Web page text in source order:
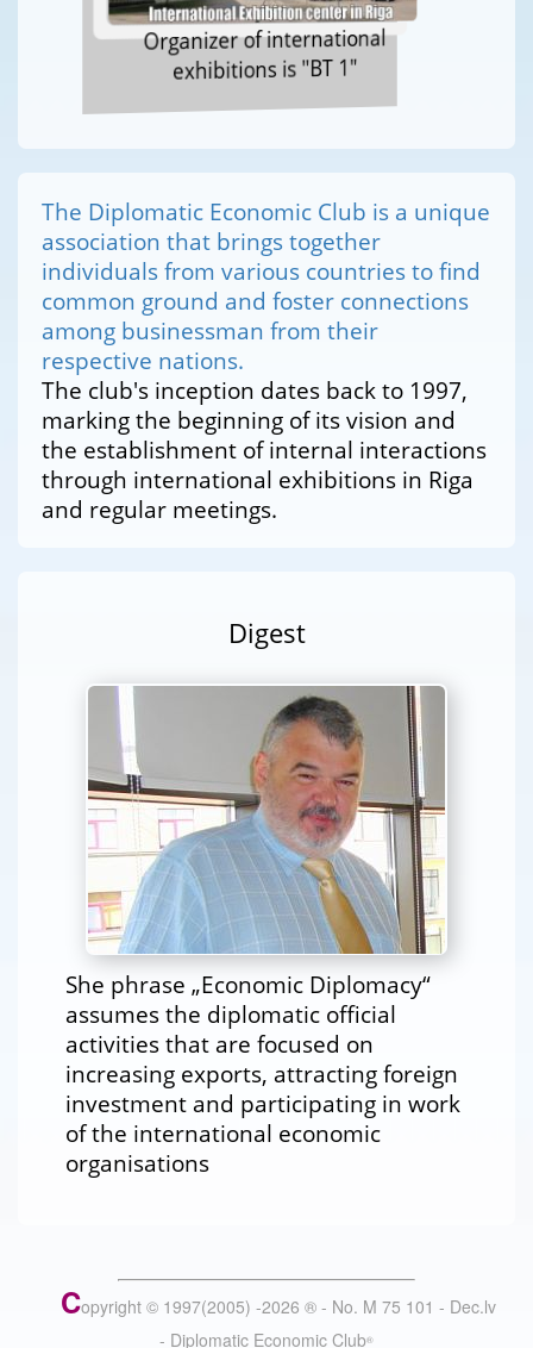
Organizer of international
exhibitions is "BT 1"
The Diplomatic Economic Club is a unique
association that brings together
individuals from various countries to find
common ground and foster connections
among businessman from their
respective nations.
The club's inception dates back to 1997,
marking the beginning of its vision and
the establishment of internal interactions
through international exhibitions in Riga
and regular meetings.
Digest
She phrase „Economic Diplomacy“
assumes the diplomatic official
activities that are focused on
increasing exports, attracting foreign
investment and participating in work
of the international economic
organisations
Copyright © 1997(2005) -2026 ® - No. M 75 101 - Dec.lv
- Diplomatic Economic Club®